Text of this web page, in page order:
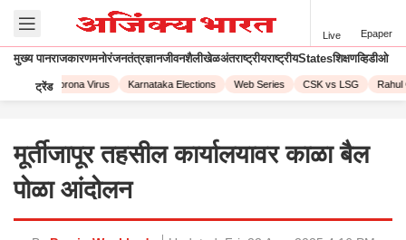
Live Epaper
मुख्य पानराजकारणमनोरंजनतंत्रज्ञानजीवनशैलीखेळअंतराष्ट्रीयराष्ट्रीयStatesशिक्षणव्हिडीओ
ट्रेंडCorona Virus Karnataka Elections Web Series CSK vs LSG Rahul
मूर्तीजापूर तहसील कार्यालयावर काळा बैल
पोळा आंदोलन